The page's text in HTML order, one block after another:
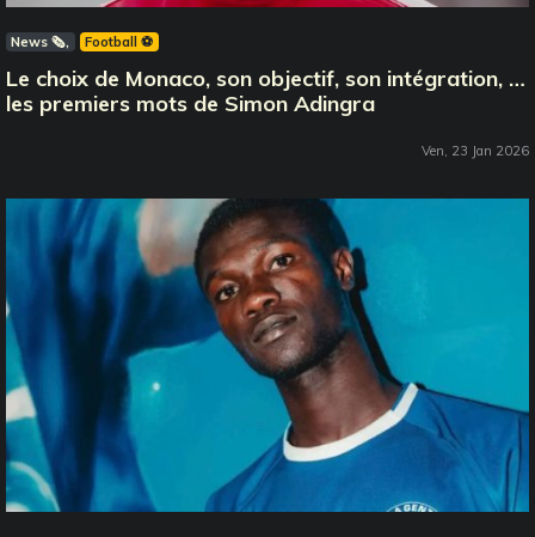
News 🗞️ Football ⚽️
Le choix de Monaco, son objectif, son intégration, …
les premiers mots de Simon Adingra
Ven, 23 Jan 2026